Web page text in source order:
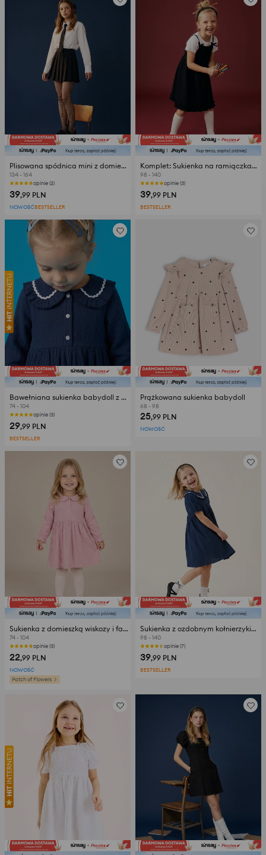
Plisowana spódnica mini z domieszką wiskozy
134 - 164
opinie (2)
39,99 PLN
NOWOŚĆBESTSELLER
Komplet: Sukienka na ramiączkach z koszulką
98 - 140
opinie (3)
39,99 PLN
BESTSELLER
Bawełniana sukienka babydoll z ozdobnym kołnierzykiem
74 - 104
opinie (3)
29,99 PLN
BESTSELLER
Prążkowana sukienka babydoll
68 - 98
25,99 PLN
NOWOŚĆ
Sukienka z domieszką wiskozy i falbanami
74 - 104
opinie (3)
22,99 PLN
NOWOŚĆ
Patch of Flowers
Sukienka z ozdobnym kołnierzykiem
98 - 140
opinie (7)
39,99 PLN
BESTSELLER